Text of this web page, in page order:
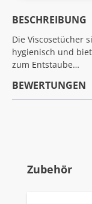
BESCHREIBUNG
Die Viscosetücher
hygienisch und
zum Entstaube…
BEWERTUNGEN
Produktgalerie
Zubehör